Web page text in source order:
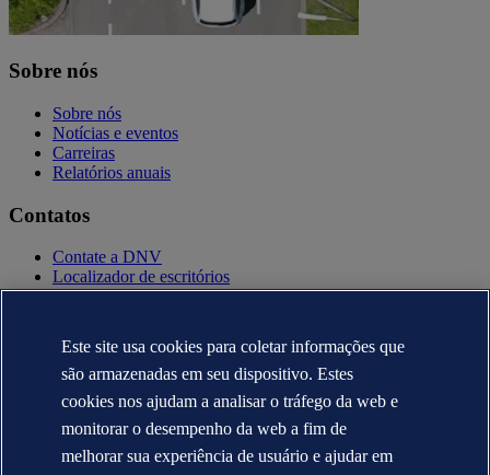
Sobre nós
Sobre nós
Notícias e eventos
Carreiras
Relatórios anuais
Contatos
Contate a DNV
Localizador de escritórios
Contatos para imprensa
Política de privacidade
Termo de uso
Copyright © DNV AS 2025
Informação sobre cookies
Este site usa cookies para coletar informações que
são armazenadas em seu dispositivo. Estes
cookies nos ajudam a analisar o tráfego da web e
monitorar o desempenho da web a fim de
melhorar sua experiência de usuário e ajudar em